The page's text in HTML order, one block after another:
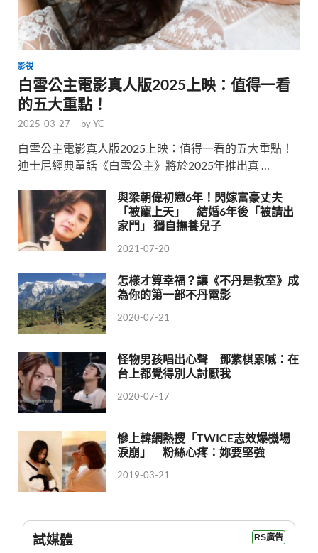
影視
白雪公主電影真人版2025上映：值得一看
的五大重點！
2025-03-27 - byYC
白雪公主電影真人版2025上映：值得一看的五大重點！
迪士尼經典童話《白雪公主》將於2025年推出真 …
與梁朝偉初戀6年！閃嫁富豪丈夫
「被寵上天」 結婚6年後「被請出
家門」 獨自撫養兒子
2021-07-20
怎樣才算幸福？讓《不丹是教室》成
為你的第一部不丹電影
2020-07-21
怪物男孩唱出心聲 鄧紫棋累喊：在
台上都覺得別人討厭我
2020-07-17
慘上韓網熱搜「TWICE志效爆機場
淚崩」 粉絲心疼：妳要堅強
2019-03-21
試媒體 RS廣告